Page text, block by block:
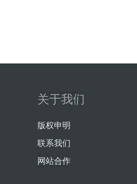
关于我们
版权申明
联系我们
网站合作